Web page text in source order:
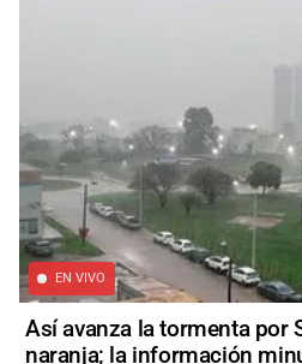
EN VIVO
Así avanza la tormenta por
naranja; la información